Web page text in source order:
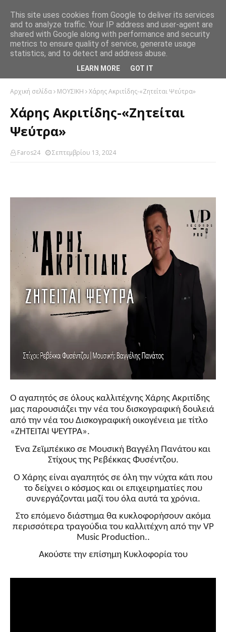
Αρχική σελίδα ΜΟΥΣΙΚΗ Χάρης Ακριτίδης-«Ζητείται Ψεύτρα»
Χάρης Ακριτίδης-«Ζητείται
Ψεύτρα»
Faros24 Σεπτεμβρίου 13, 2024
Ο αγαπητός σε όλους καλλιτέχνης Χάρης Ακριτίδης
μας παρουσιάζει την νέα του δισκογραφική δουλειά
από την νέα του Δισκογραφική οικογένεια με τίτλο
«ΖΗΤΕΙΤΑΙ ΨΕΥΤΡΑ».
Ένα Ζεϊμπέκικο σε Μουσική Βαγγέλη Πανάτου και
Στίχους της Ρεβέκκας Φυσέντζου.
Ο Χάρης είναι αγαπητός σε όλη την νύχτα κάτι που
το δείχνει ο κόσμος και οι επιχειρηματίες που
συνεργάζονται μαζί του όλα αυτά τα χρόνια.
Στο επόμενο διάστημα θα κυκλοφορήσουν ακόμα
περισσότερα τραγούδια του καλλιτέχνη από την VP
Music Production..
Ακούστε την επίσημη Κυκλοφορία του
This site uses cookies from Google to deliver its services
and to analyze traffic. Your IP address and user-agent are
shared with Google along with performance and security
metrics to ensure quality of service, generate usage
statistics, and to detect and address abuse.
LEARN MORE GOT IT